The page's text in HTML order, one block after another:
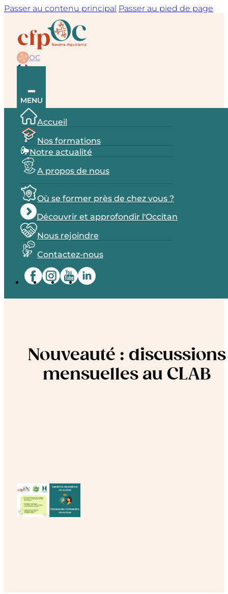
Passer au contenu principal Passer au pied de page
OC
MENU
Accueil
Nos formations
Notre actualité
A propos de nous
Où se former près de chez vous ?
Découvrir et approfondir l'Occitan
Nous rejoindre
Contactez-nous
Nouveauté : discussions
mensuelles au CLAB